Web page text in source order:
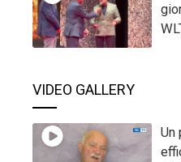
VIDEO GALLERY
Un